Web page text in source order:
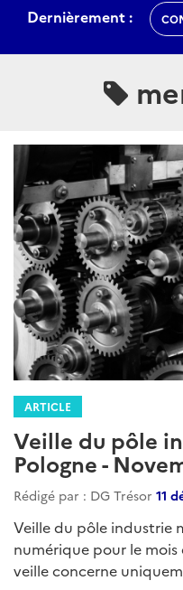
Dernièrement :
ARTICLE
Veille du pôle
Pologne -
Rédigé par : DG Trésor 11
Veille du pôle industrie
numérique pour le
veille concerne